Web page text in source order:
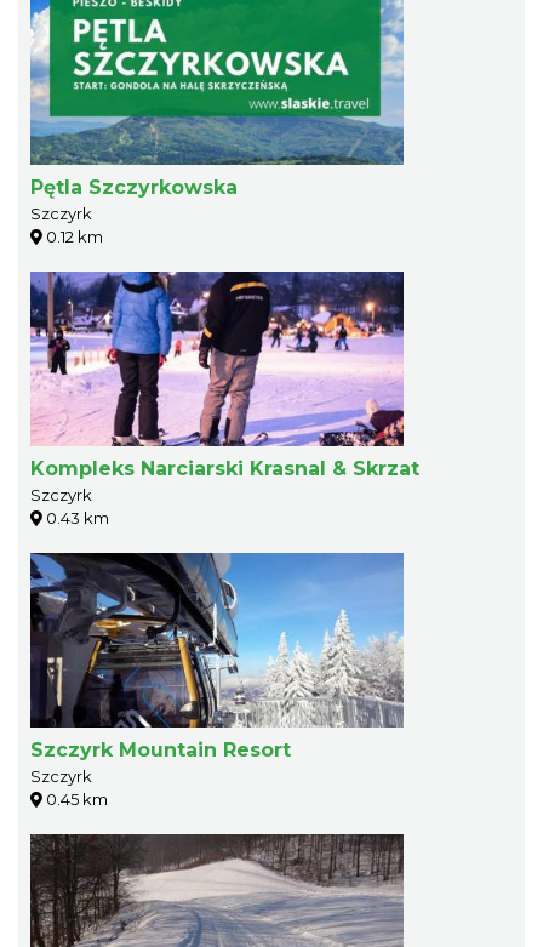
Pętla Szczyrkowska
Szczyrk
0.12 km
Kompleks Narciarski Krasnal & Skrzat
Szczyrk
0.43 km
Szczyrk Mountain Resort
Szczyrk
0.45 km